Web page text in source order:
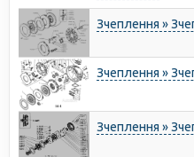
Зчеплення »
Зчеплення »
Зчеплення »